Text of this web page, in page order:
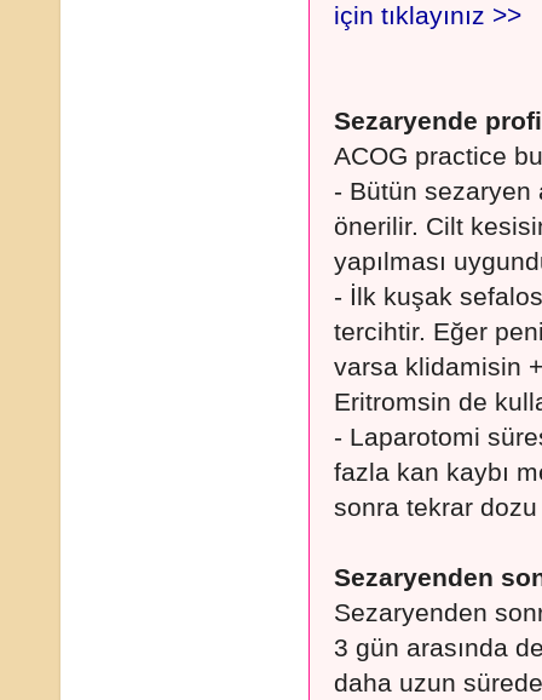
için tıklayınız >>
Sezaryende
ACOG practice
- Bütün sezaryen
önerilir. Cilt
yapılması
- İlk kuşak
tercihtir. Eğer
varsa klidamisin
Eritromsin de
- Laparotomi
fazla kan kaybı
sonra tekrar
Sezaryenden
Sezaryenden
3 gün arasında
daha uzun